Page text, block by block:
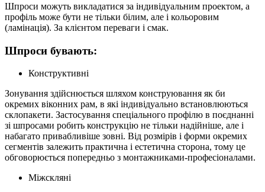
Шпроси можуть викладатися за індивідуальним проектом, а
профіль може бути не тільки білим, але і кольоровим
(ламінація). За клієнтом переваги і смак.
Шпроси бувають:
Конструктивні
Зонування здійснюється шляхом конструювання як би
окремих віконних рам, в які індивідуально встановлюються
склопакети. Застосування спеціального профілю в поєднанні
зі шпросами робить конструкцію не тільки надійніше, але і
набагато привабливіше зовні. Від розмірів і форми окремих
сегментів залежить практична і естетична сторона, тому це
обговорюється попередньо з монтажниками-професіоналами.
Міжскляні